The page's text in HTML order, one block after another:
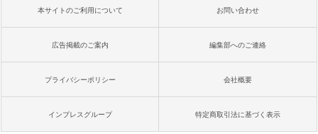
本サイトのご利用について お問い合わせ
広告掲載のご案内 編集部へのご連絡
プライバシーポリシー 会社概要
インプレスグループ 特定商取引法に基づく表示